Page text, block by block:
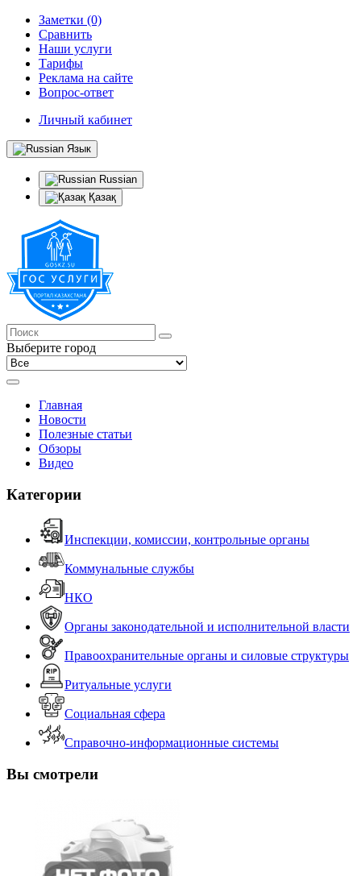
Заметки (0)
Сравнить
Наши услуги
Тарифы
Реклама на сайте
Вопрос-ответ
Личный кабинет
Язык
Russian
Қазақ
Выберите город
Главная
Новости
Полезные статьи
Обзоры
Видео
Категории
Инспекции, комиссии, контрольные органы
Коммунальные службы
НКО
Органы законодательной и исполнительной власти
Правоохранительные органы и силовые структуры
Ритуальные услуги
Социальная сфера
Справочно-информационные системы
Вы смотрели